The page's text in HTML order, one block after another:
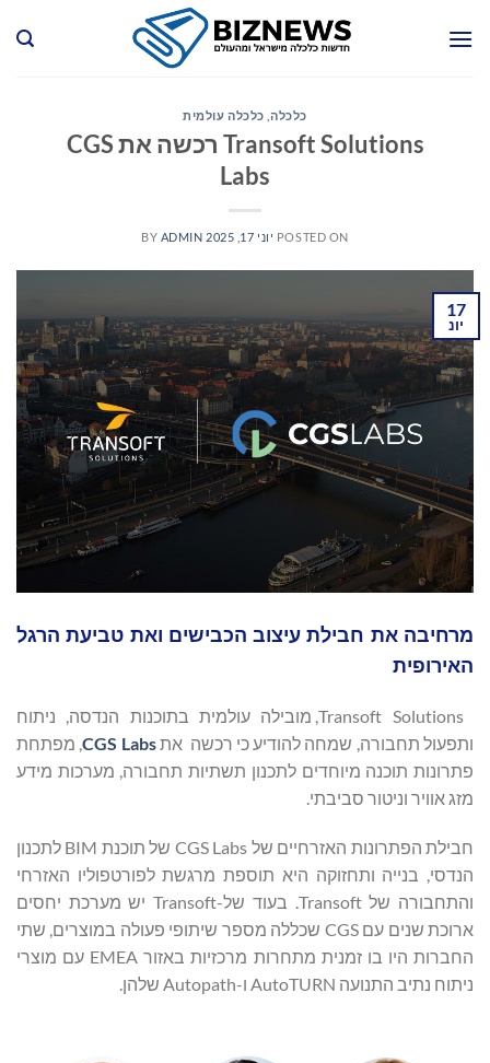
כלכלה, כלכלה עולמית
Transoft Solutions רכשה את CGS
Labs
POSTED ON יוני 17, 2025 BY ADMIN
17
יונ
מרחיבה את חבילת עיצוב הכבישים ואת טביעת הרגל
האירופית
Transoft Solutions, מובילה עולמית בתוכנות הנדסה, ניתוח
ותפעול תחבורה, שמחה להודיע כי רכשה אתCGS Labs, מפתחת
פתרונות תוכנה מיוחדים לתכנון תשתיות תחבורה, מערכות מידע
מזג אוויר וניטור סביבתי.
חבילת הפתרונות האזרחיים של CGS Labs של תוכנת BIM לתכנון
הנדסי, בנייה ותחזוקה היא תוספת מרגשת לפורטפוליו האזרחי
והתחבורה של Transoft. בעוד של-Transoft יש מערכת יחסים
ארוכת שנים עם CGS שכללה מספר שיתופי פעולה במוצרים, שתי
החברות היו בו זמנית מתחרות מרכזיות באזור EMEA עם מוצרי
ניתוח נתיב התנועה AutoTURN ו-Autopath שלהן.